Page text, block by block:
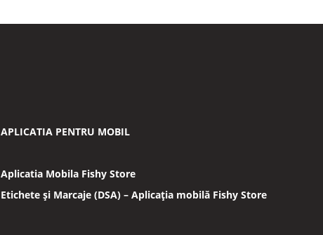
APLICATIA PENTRU MOBIL
Aplicatia Mobila Fishy Store
Etichete și Marcaje (DSA) – Aplicația mobilă Fishy Store